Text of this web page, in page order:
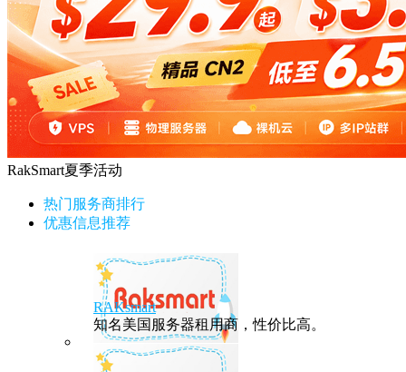
RakSmart夏季活动
热门服务商排行
优惠信息推荐
RAKsmart
知名美国服务器租用商，性价比高。